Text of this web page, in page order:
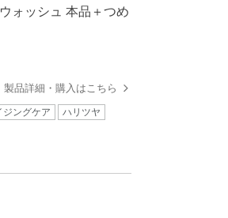
ォッシュ 本品＋つめ
製品詳細・購入はこちら
ジングケア
ハリツヤ